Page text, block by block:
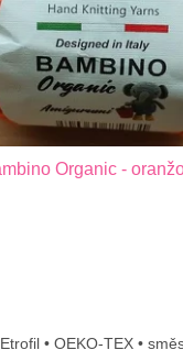
Organic -
• OEKO-TEX •